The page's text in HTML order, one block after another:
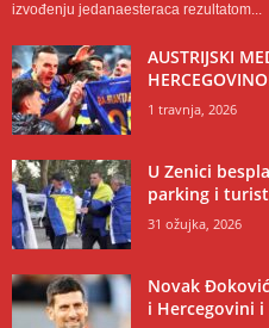
izvođenju jedanaesteraca rezultatom...
AUSTRIJSKI
1 travnja, 2026
U Zenici
parking i
31 ožujka, 2026
Novak
i Hercegovini i